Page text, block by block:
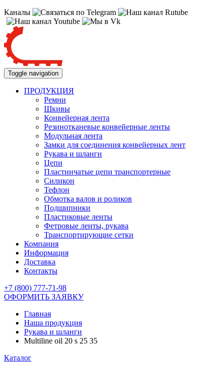
Каналы
Toggle navigation
ПРОДУКЦИЯ
Ремни
Шкивы
Конвейерная лента
Резинотканевые конвейерные ленты
Модульная лента
Замки для соединения конвейерных лент
Рукава и шланги
Цепи
Пластинчатые цепи транспортерные
Силикон
Тефлон
Обмотка валов и роликов
Подшипники
Пластиковые ленты
Фетровые ленты, рукава
Транспортирующие сетки
Компания
Информация
Доставка
Контакты
+7 (800) 777-71-98
ОФОРМИТЬ ЗАЯВКУ
Главная
Наша продукция
Рукава и шланги
Multiline oil 20 s 25 35
Каталог